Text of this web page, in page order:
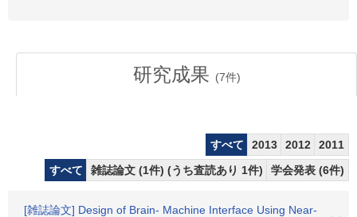
研究成果 (7件)
すべて 2013 2012
2011
すべて
雑誌論文 (1件) (うち査読あり 1件) 学会発表 (6件)
[雑誌論文] Design of Brain- Machine Interface Using Near-